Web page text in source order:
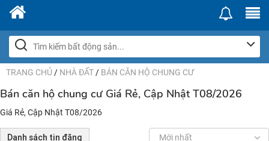
TRANG CHỦ / NHÀ ĐẤT / BÁN CĂN HỘ CHUNG CƯ
Bán căn hộ chung cư Giá Rẻ, Cập Nhật T08/2026
Giá Rẻ, Cập Nhật T08/2026
Danh sách tin đăng Mới nhất